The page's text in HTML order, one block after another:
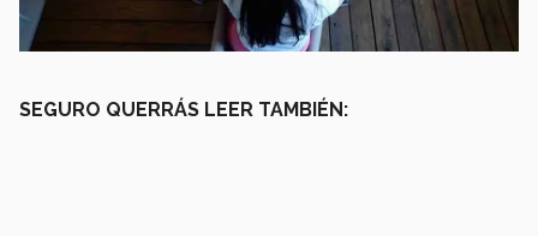
SEGURO QUERRÁS LEER TAMBIÉN: